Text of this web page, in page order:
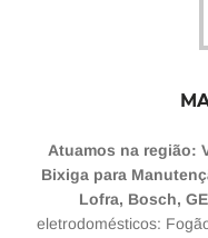
Atuamos na região:
Bixiga para
Lofra, Bosch,
eletrodomésticos: